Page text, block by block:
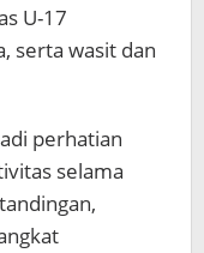
U-17
serta wasit dan
perhatian
selama